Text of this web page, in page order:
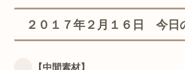
２０１７年２月１６日 今日
【中間素材】